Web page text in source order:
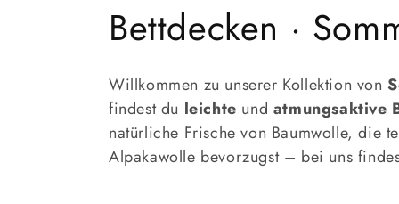
K
a
t
e
Bettdecken ·
Willkommen zu unserer Kollektion von
findest du leichte und atmungsaktive
natürliche Frische von Baumwolle, die
Alpakawolle bevorzugst – bei uns